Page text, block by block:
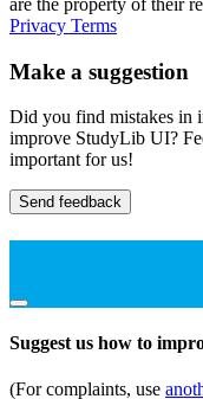
Privacy Terms
Make a suggestion
Did you find mistakes in
improve StudyLib UI?
important for us!
Send feedback
Suggest us how to
(For complaints, use